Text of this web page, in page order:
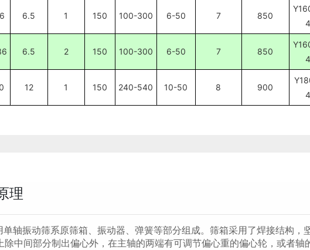
6.5 1 150 100-300 6-50 7 850
4
6.5 2 150 100-300 6-50 7 850
4
12 1 150 240-540 10-50 8 900
4
理
振动筛系原筛箱、振动器、弹簧等部分组成。筛箱采用了焊接结构，
除中间部分制出偏心外，在主轴的两端有可调节偏心重的偏心轮，或者轴